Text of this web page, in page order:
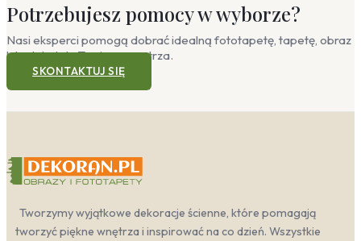
Potrzebujesz pomocy w wyborze?
Nasi eksperci pomogą dobrać idealną fototapetę, tapetę, obraz
lub plakat do Twojego wnętrza.
SKONTAKTUJ SIĘ
Tworzymy wyjątkowe dekoracje ścienne, które pomagają
tworzyć piękne wnętrza i inspirować na co dzień. Wszystkie